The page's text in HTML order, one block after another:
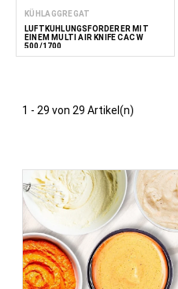
KÜHLAGGREGAT
LUFTKÜHLUNGSFÖRDERER MIT
EINEM MULTI AIR KNIFE CAC W
500/1700
1 - 29 von 29 Artikel(n)